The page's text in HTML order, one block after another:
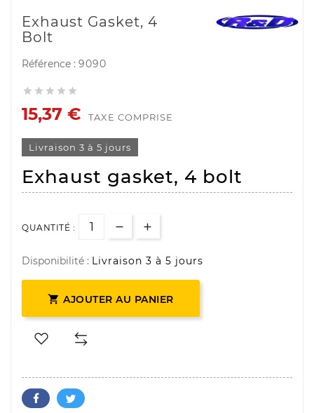
Exhaust Gasket, 4
Bolt
Référence : 9090
    
15,37 € TAXE COMPRISE
Livraison 3 à 5 jours
Exhaust gasket, 4 bolt
QUANTITÉ :
Disponibilité : Livraison 3 à 5 jours
 AJOUTER AU PANIER